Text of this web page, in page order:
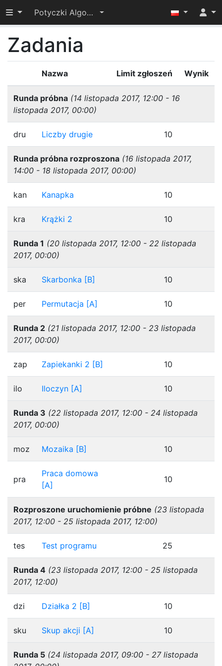
Przełącz widoczność menu
Potyczki Algorytmiczne 2017
Zadania
Nazwa Limit zgłoszeń Wynik
Runda próbna (14 listopada 2017, 12:00 - 16
listopada 2017, 00:00)
dru Liczby drugie 10
Runda próbna rozproszona (16 listopada 2017,
14:00 - 18 listopada 2017, 00:00)
kan Kanapka 10
kra Krążki 2 10
Runda 1 (20 listopada 2017, 12:00 - 22 listopada
2017, 00:00)
ska Skarbonka [B] 10
per Permutacja [A] 10
Runda 2 (21 listopada 2017, 12:00 - 23 listopada
2017, 00:00)
zap Zapiekanki 2 [B] 10
ilo Iloczyn [A] 10
Runda 3 (22 listopada 2017, 12:00 - 24 listopada
2017, 00:00)
moz Mozaika [B] 10
pra
Praca domowa
[A]
10
Rozproszone uruchomienie próbne (23 listopada
2017, 12:00 - 25 listopada 2017, 12:00)
tes Test programu 25
Runda 4 (23 listopada 2017, 12:00 - 25 listopada
2017, 12:00)
dzi Działka 2 [B] 10
sku Skup akcji [A] 10
Runda 5 (24 listopada 2017, 09:00 - 27 listopada